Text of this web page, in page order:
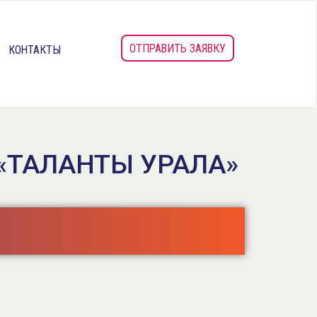
КОНТАКТЫ ОТПРАВИТЬ ЗАЯВКУ
УРАЛА»